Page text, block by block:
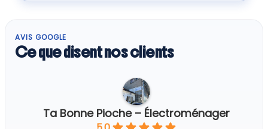
AVIS GOOGLE
Ce que disent nos clients
Ta Bonne Pioche – Électroménager